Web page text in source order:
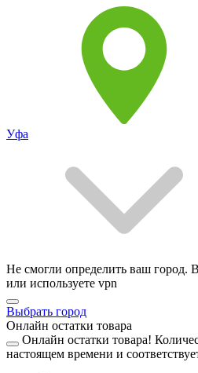
Уфа
Не смогли определить ваш город.
или используете vpn
Выбрать город
Онлайн остатки товара
Онлайн остатки товара!
настоящем времени и